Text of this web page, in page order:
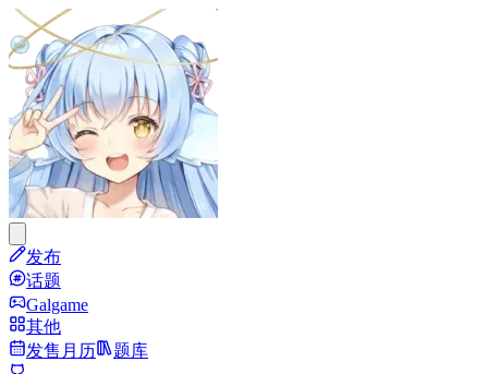
发布
话题
Galgame
其他
发售月历
题库